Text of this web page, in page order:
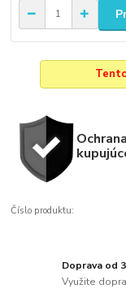
Ochrana
Číslo produktu:
Doprava od
Využite